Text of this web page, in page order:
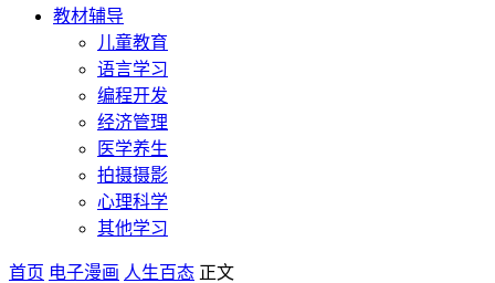
教材辅导
儿童教育
语言学习
编程开发
经济管理
医学养生
拍摄摄影
心理科学
其他学习
首页 电子漫画 人生百态 正文